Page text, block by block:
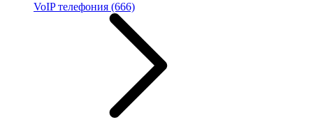
VoIP телефония (666)